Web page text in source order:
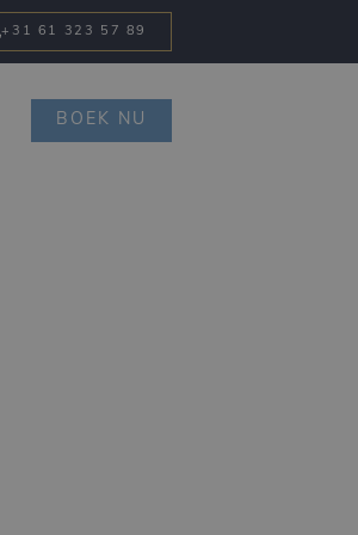
+31 61 323 57 89
BOEK NU